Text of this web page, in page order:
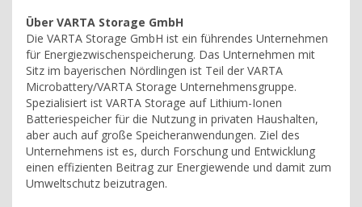
Über VARTA Storage GmbH
Die VARTA Storage GmbH ist ein führendes Unternehmen
für Energiezwischenspeicherung. Das Unternehmen mit
Sitz im bayerischen Nördlingen ist Teil der VARTA
Microbattery/VARTA Storage Unternehmensgruppe.
Spezialisiert ist VARTA Storage auf Lithium-Ionen
Batteriespeicher für die Nutzung in privaten Haushalten,
aber auch auf große Speicheranwendungen. Ziel des
Unternehmens ist es, durch Forschung und Entwicklung
einen effizienten Beitrag zur Energiewende und damit zum
Umweltschutz beizutragen.